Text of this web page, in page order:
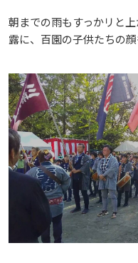
朝までの雨もすっかリと
露に、百園の子供たちの